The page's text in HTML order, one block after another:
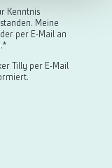
Kenntnis
Meine
per E-Mail an
*
Tilly per E-Mail